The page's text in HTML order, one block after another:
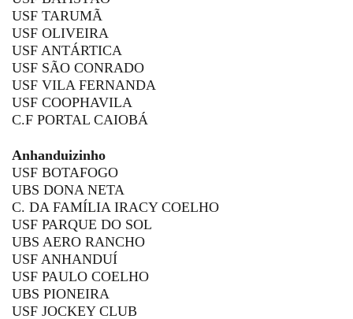
USF TARUMÃ
USF OLIVEIRA
USF ANTÁRTICA
USF SÃO CONRADO
USF VILA FERNANDA
USF COOPHAVILA
C.F PORTAL CAIOBÁ
Anhanduizinho
USF BOTAFOGO
UBS DONA NETA
C. DA FAMÍLIA IRACY COELHO
USF PARQUE DO SOL
UBS AERO RANCHO
USF ANHANDUÍ
USF PAULO COELHO
UBS PIONEIRA
USF JOCKEY CLUB